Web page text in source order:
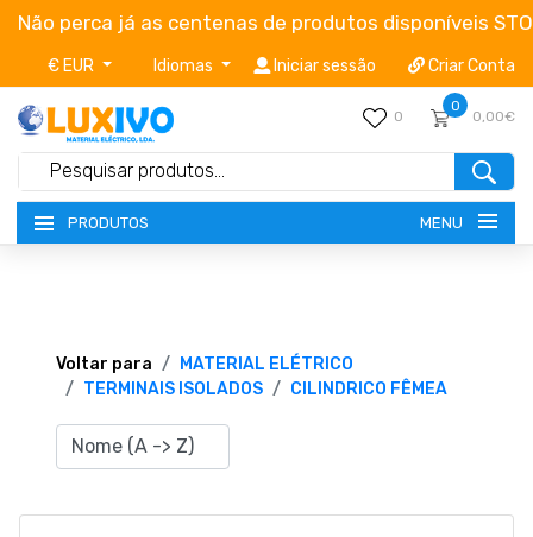
Não perca já as centenas de produtos disponíveis
€ EUR Idiomas Iniciar sessão Criar Conta
0
0
0,00€
PRODUTOS MENU
TERMOS E CONDIÇÕES
Voltar para
MATERIAL ELÉTRICO
TERMINAIS ISOLADOS
CILINDRICO FÊMEA